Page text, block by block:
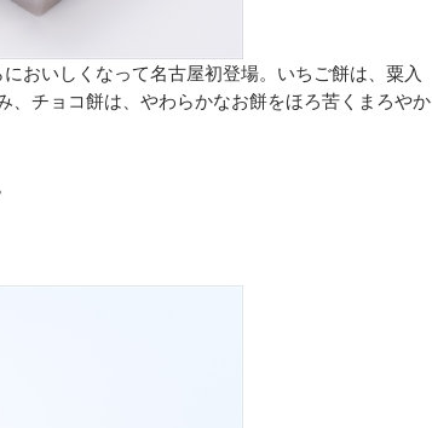
おいしくなって名古屋初登場。いちご餅は、粟入
、チョコ餅は、やわらかなお餅をほろ苦くまろやか